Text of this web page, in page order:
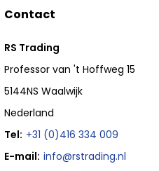
Contact
RS Trading
Professor van 't Hoffweg 15
5144NS Waalwijk
Nederland
Tel: +31 (0)416 334 009
E-mail: info@rstrading.nl